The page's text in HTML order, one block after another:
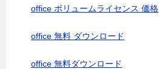
office ボリュームライセンス 価格
office 無料 ダウンロード
office 無料ダウンロード